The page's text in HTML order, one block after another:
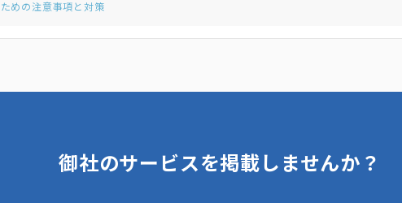
、LP制作やバナー制作、ライブ配信やSNS運用など、多岐にわたるマ
めの注意事項と対策
御社のサービスを掲載しませんか？